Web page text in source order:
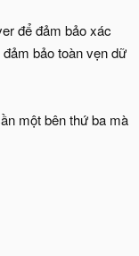
để đảm bảo xác
bảo toàn vẹn dữ
một bên thứ ba mà